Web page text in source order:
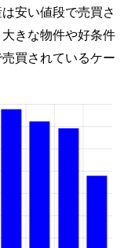
安い値段で売買さ
きな物件や好条件
買されているケー